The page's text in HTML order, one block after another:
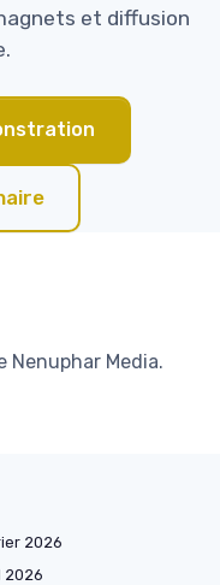
et diffusion
Nenuphar Media.
2026
2026